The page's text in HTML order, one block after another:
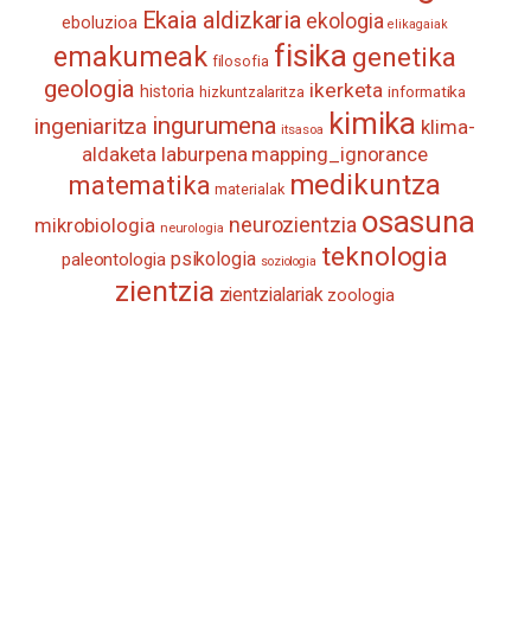
eboluzioa Ekaia aldizkaria ekologia elikagaiak
emakumeak filosofia fisika genetika
geologia historia hizkuntzalaritza ikerketa informatika
ingeniaritza ingurumena itsasoa kimika klima-
aldaketa laburpena mapping_ignorance
matematika materialak medikuntza
mikrobiologia neurologia neurozientzia osasuna
paleontologia psikologia soziologia teknologia
zientzia zientzialariak zoologia